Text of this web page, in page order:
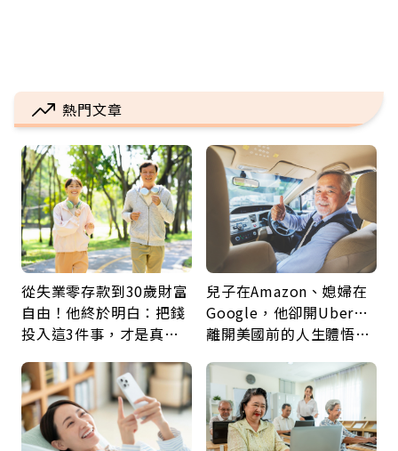
熱門文章
從失業零存款到30歲財富
自由！他終於明白：把錢
投入這3件事，才是真正
兒子在Amazon、媳婦在
Google，他卻開Uber…
離開美國前的人生體悟：